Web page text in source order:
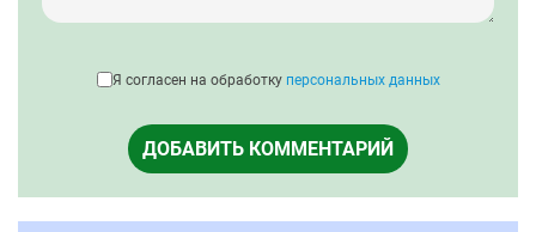
Я согласен на обработку персональных данных
ДОБАВИТЬ КОММЕНТАРИЙ